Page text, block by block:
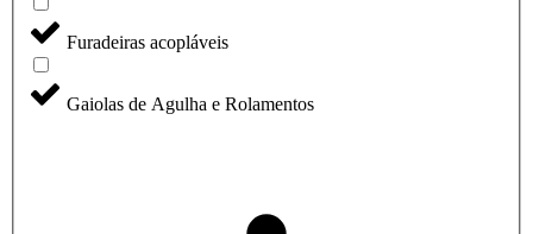
Furadeiras acopláveis
Gaiolas de Agulha e Rolamentos